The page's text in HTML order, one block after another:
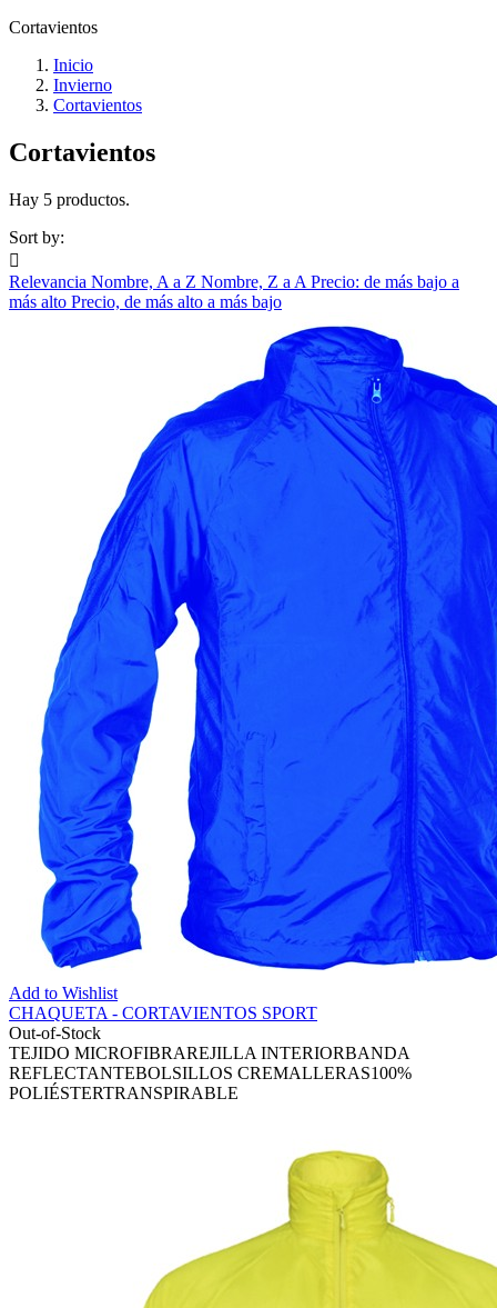
Cortavientos
Inicio
Invierno
Cortavientos
Cortavientos
Hay 5 productos.
Sort by:

Relevancia Nombre, A a Z Nombre, Z a A Precio: de más bajo a
más alto Precio, de más alto a más bajo
Add to Wishlist
CHAQUETA - CORTAVIENTOS SPORT
Out-of-Stock
TEJIDO MICROFIBRAREJILLA INTERIORBANDA
REFLECTANTEBOLSILLOS CREMALLERAS100%
POLIÉSTERTRANSPIRABLE